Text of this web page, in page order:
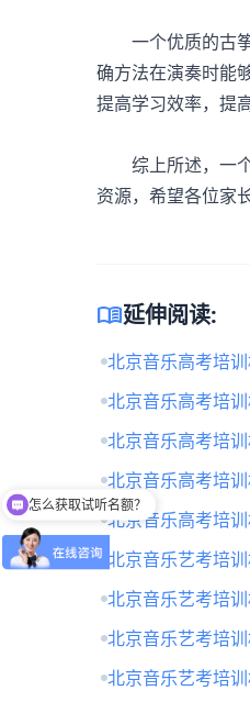
一个优质的古筝
确方法在演奏时能
提高学习效率，提
综上所述，一个
资源，希望各位家
menu_book延伸阅读:
北京音乐高考培
北京音乐高考培
北京音乐高考培
北京音乐高考培
北京音乐高考培
北京音乐艺考培
北京音乐艺考培
北京音乐艺考培
北京音乐艺考培
怎么获取试听名额？